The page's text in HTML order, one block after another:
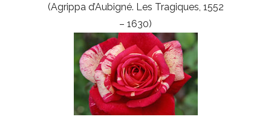
(Agrippa d’Aubigné. Les Tragiques, 1552
– 1630)